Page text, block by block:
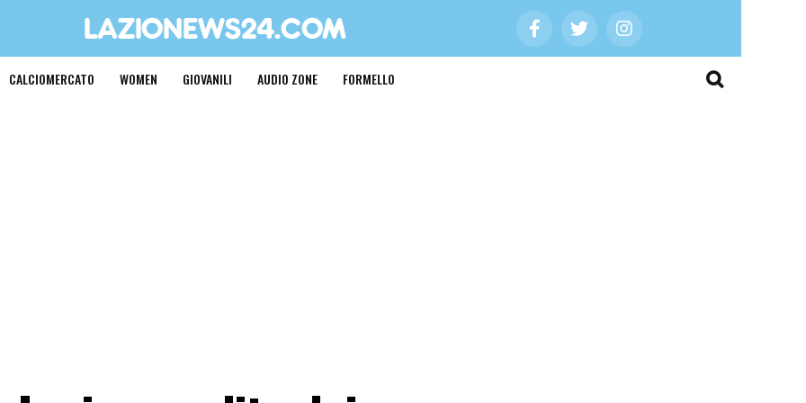
CALCIOMERCATO WOMEN GIOVANILI AUDIO ZONE FORMELLO